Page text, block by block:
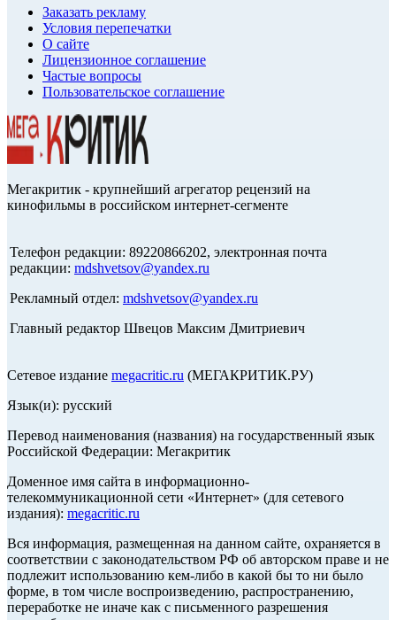
Заказать рекламу
Условия перепечатки
О сайте
Лицензионное соглашение
Частые вопросы
Пользовательское соглашение
Мегакритик - крупнейший агрегатор рецензий на
кинофильмы в российском интернет-сегменте
Телефон редакции: 89220866202, электронная почта
редакции: mdshvetsov@yandex.ru
Рекламный отдел: mdshvetsov@yandex.ru
Главный редактор Швецов Максим Дмитриевич
Сетевое издание megacritic.ru (МЕГАКРИТИК.РУ)
Язык(и): русский
Перевод наименования (названия) на государственный язык
Российской Федерации: Мегакритик
Доменное имя сайта в информационно-
телекоммуникационной сети «Интернет» (для сетевого
издания): megacritic.ru
Вся информация, размещенная на данном сайте, охраняется в
соответствии с законодательством РФ об авторском праве и не
подлежит использованию кем-либо в какой бы то ни было
форме, в том числе воспроизведению, распространению,
переработке не иначе как с письменного разрешения